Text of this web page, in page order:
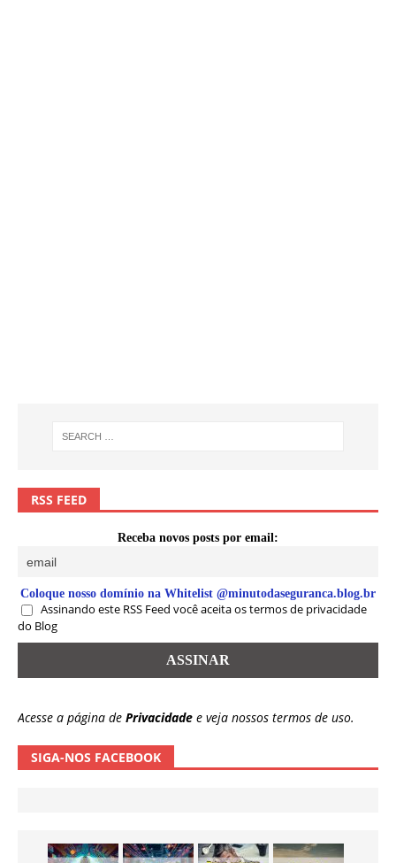
RSS FEED
Receba novos posts por email:
Coloque nosso domínio na Whitelist @minutodaseguranca.blog.br
Assinando este RSS Feed você aceita os termos de privacidade
do Blog
Acesse a página de Privacidade e veja nossos termos de uso.
SIGA-NOS FACEBOOK